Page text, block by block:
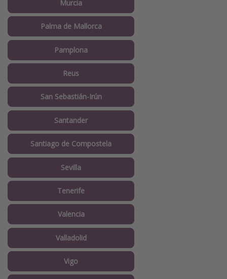
Murcia
Palma de Mallorca
Pamplona
Reus
San Sebastián-Irún
Santander
Santiago de Compostela
Sevilla
Tenerife
Valencia
Valladolid
Vigo